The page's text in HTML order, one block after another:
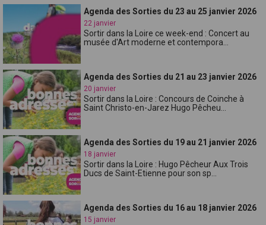
Agenda des Sorties du 23 au 25 janvier 2026
22 janvier
Sortir dans la Loire ce week-end : Concert au
musée d'Art moderne et contempora...
Agenda des Sorties du 21 au 23 janvier 2026
20 janvier
Sortir dans la Loire : Concours de Coinche à
Saint Christo-en-Jarez Hugo Pêcheu...
Agenda des Sorties du 19 au 21 janvier 2026
18 janvier
Sortir dans la Loire : Hugo Pêcheur Aux Trois
Ducs de Saint-Etienne pour son sp...
Agenda des Sorties du 16 au 18 janvier 2026
15 janvier